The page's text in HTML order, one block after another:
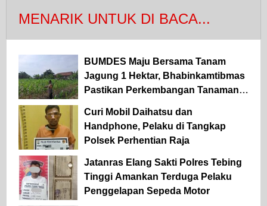
MENARIK UNTUK DI BACA...
BUMDES Maju Bersama Tanam
Jagung 1 Hektar, Bhabinkamtibmas
Pastikan Perkembangan Tanaman
Curi Mobil Daihatsu dan
Handphone, Pelaku di Tangkap
Polsek Perhentian Raja
Jatanras Elang Sakti Polres Tebing
Tinggi Amankan Terduga Pelaku
Penggelapan Sepeda Motor